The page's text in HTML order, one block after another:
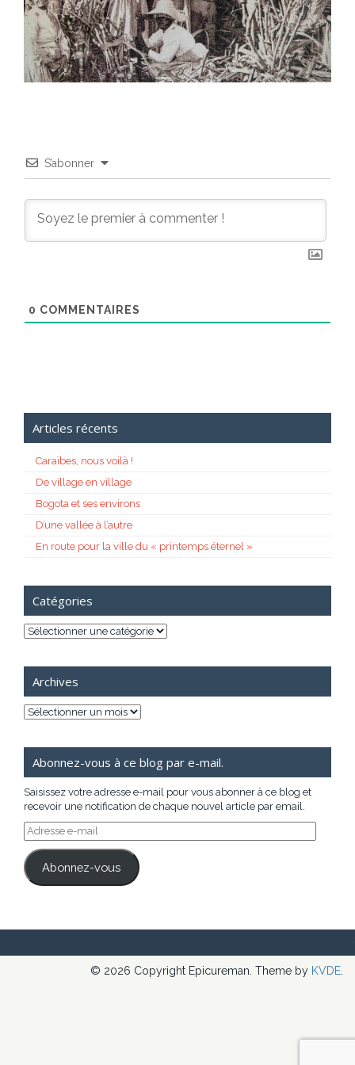
S’abonner
0 COMMENTAIRES
Articles récents
Caraïbes, nous voilà !
De village en village
Bogota et ses environs
D’une vallée à l’autre
En route pour la ville du « printemps éternel »
Catégories
Catégories
Archives
Archives
Abonnez-vous à ce blog par e-mail.
Saisissez votre adresse e-mail pour vous abonner à ce blog et
recevoir une notification de chaque nouvel article par email.
Adresse
e-
mail
Abonnez-vous
© 2026 Copyright Epicureman. Theme by KVDE.